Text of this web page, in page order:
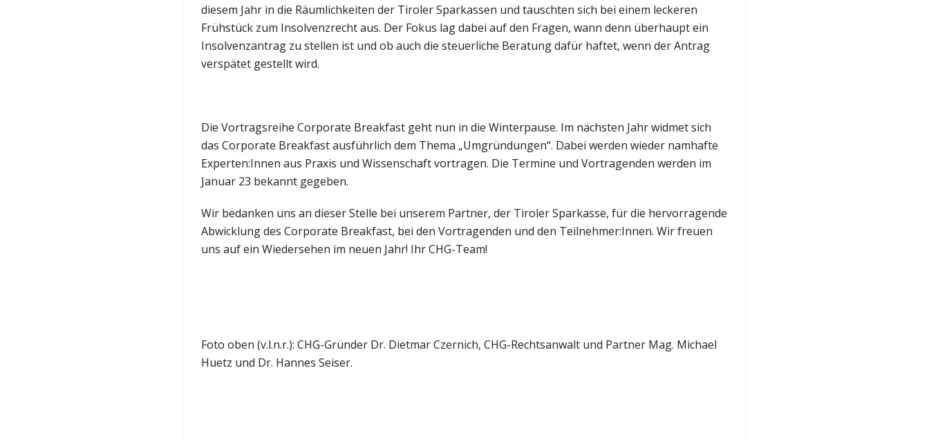
diesem Jahr in die Räumlichkeiten der Tiroler Sparkassen und tauschten sich bei einem leckeren
Frühstück zum Insolvenzrecht aus. Der Fokus lag dabei auf den Fragen, wann denn überhaupt ein
Insolvenzantrag zu stellen ist und ob auch die steuerliche Beratung dafür haftet, wenn der Antrag
verspätet gestellt wird.
Die Vortragsreihe Corporate Breakfast geht nun in die Winterpause. Im nächsten Jahr widmet sich
das Corporate Breakfast ausführlich dem Thema „Umgründungen“. Dabei werden wieder namhafte
Experten:Innen aus Praxis und Wissenschaft vortragen. Die Termine und Vortragenden werden im
Januar 23 bekannt gegeben.
Wir bedanken uns an dieser Stelle bei unserem Partner, der Tiroler Sparkasse, für die hervorragende
Abwicklung des Corporate Breakfast, bei den Vortragenden und den Teilnehmer:Innen. Wir freuen
uns auf ein Wiedersehen im neuen Jahr! Ihr CHG-Team!
Foto oben (v.l.n.r.): CHG-Gründer Dr. Dietmar Czernich, CHG-Rechtsanwalt und Partner Mag. Michael
Huetz und Dr. Hannes Seiser.